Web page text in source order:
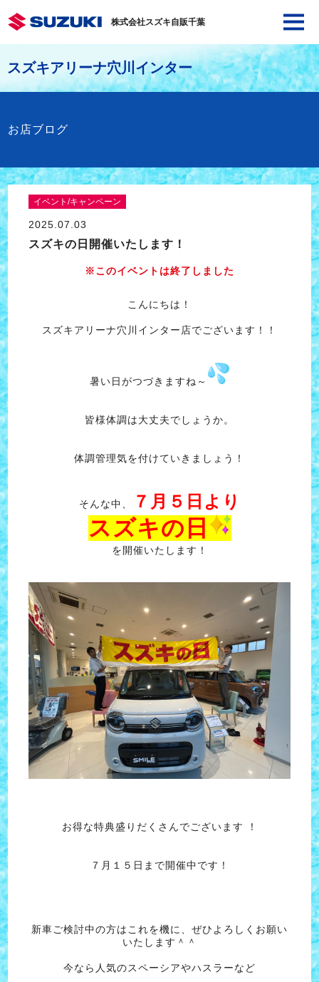
株式会社スズキ自販千葉
スズキアリーナ穴川インター
お店ブログ
イベント/キャンペーン
2025.07.03
スズキの日開催いたします！
※このイベントは終了しました
こんにちは！
スズキアリーナ穴川インター店でございます！！
暑い日がつづきますね～
皆様体調は大丈夫でしょうか。
体調管理気を付けていきましょう！
そんな中、 ７月５日より
スズキの日
を開催いたします！
お得な特典盛りだくさんでございます ！
７月１５日まで開催中です！
新車ご検討中の方はこれを機に、ぜひよろしくお願い
いたします＾＾
今なら人気のスペーシアやハスラーなど